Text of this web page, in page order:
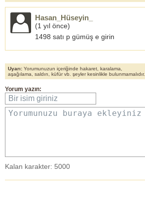
Hasan_Hüseyin_
(1 yıl önce)
1498 satı p gümüş e girin
Uyarı: Yorumunuzun içeriğinde hakaret, karalama,
aşağılama, saldırı, küfür vb. şeyler kesinlikle bulunmamalıdır.
Yorum yazın:
Bir isim giriniz
Yorumunuzu buraya ekleyiniz
Kalan karakter: 5000